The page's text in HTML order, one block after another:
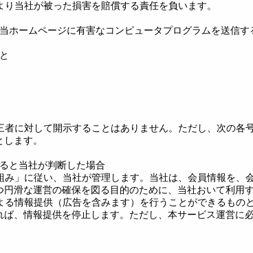
当社が被った損害を賠償する責任を負います。
ームページに有害なコンピュータプログラムを送信す
に対して開示することはありません。ただし、次の各
ます。
と当社が判断した場合
」に従い、当社が管理します。当社は、会員情報を
滑な運営の確保を図る目的のために、当社おいて利用
情報提供（広告を含みます）を行うことができるもの
、情報提供を停止します。ただし、本サービス運営に